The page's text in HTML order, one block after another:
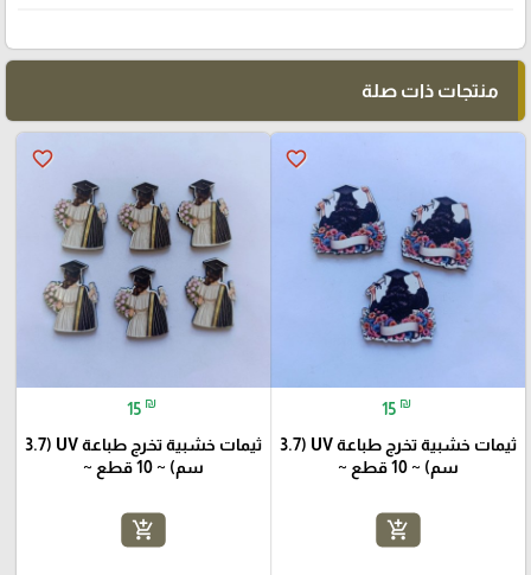
منتجات ذات صلة
favorite_border
15 ₪
ثيمات خشبية تخرج طباعة UV (3.7
سم) ~ 10 قطع ~
add_shopping_cart
favorite_border
15 ₪
ثيمات خشبية تخرج طباعة UV (3.7
سم) ~ 10 قطع ~
add_shopping_cart